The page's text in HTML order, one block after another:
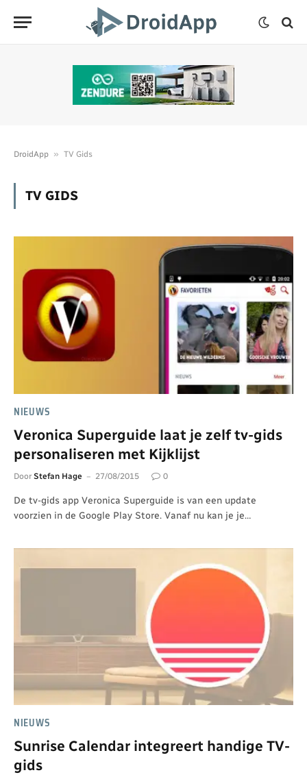
DroidApp » TV Gids
TV GIDS
NIEUWS
Veronica Superguide laat je zelf tv-gids
personaliseren met Kijklijst
Door Stefan Hage 27/08/2015 0
De tv-gids app Veronica Superguide is van een update
voorzien in de Google Play Store. Vanaf nu kan je je…
NIEUWS
Sunrise Calendar integreert handige TV-
gids